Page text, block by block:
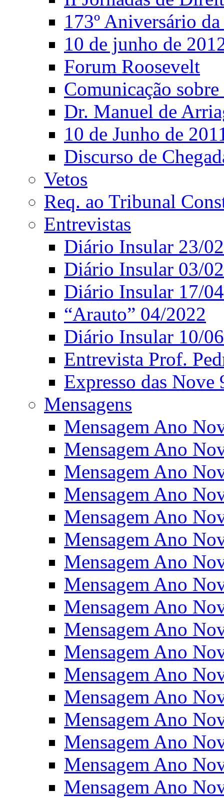
173º Aniversário
10 de junho de
Forum Roosevelt
Comunicação
Dr. Manuel de
10 de Junho de
Discurso de
Vetos
Req. ao Tribunal
Entrevistas
Diário Insular 23/
Diário Insular 03/
Diário Insular 17/
“Arauto” 04/2022
Diário Insular 10/
Entrevista Prof.
Expresso das Nove
Mensagens
Mensagem Ano
Mensagem Ano
Mensagem Ano
Mensagem Ano
Mensagem Ano
Mensagem Ano
Mensagem Ano
Mensagem Ano
Mensagem Ano
Mensagem Ano
Mensagem Ano
Mensagem Ano
Mensagem Ano
Mensagem Ano
Mensagem Ano
Mensagem Ano
Mensagem Ano